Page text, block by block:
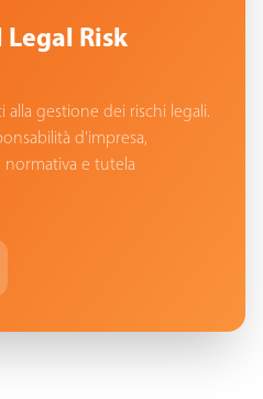
Risk
alla gestione dei rischi legali.
d'impresa,
e tutela